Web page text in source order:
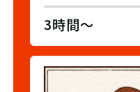
3時間～